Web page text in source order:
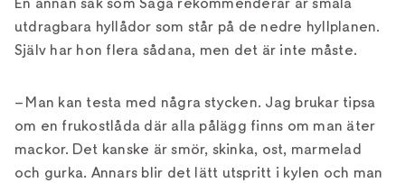
En annan sak som Saga rekommenderar är smala
utdragbara hyllådor som står på de nedre hyllplanen.
Själv har hon flera sådana, men det är inte måste.
– Man kan testa med några stycken. Jag brukar tipsa
om en frukostlåda där alla pålägg finns om man äter
mackor. Det kanske är smör, skinka, ost, marmelad
och gurka. Annars blir det lätt utspritt i kylen och man